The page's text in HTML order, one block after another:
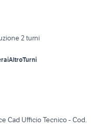
2 turni
AltroTurni
Cad Ufficio Tecnico - Cod.